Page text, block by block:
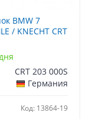
BMW 7
/ KNECHT CRT
CRT 203 000S
Германия
Код: 13864-19